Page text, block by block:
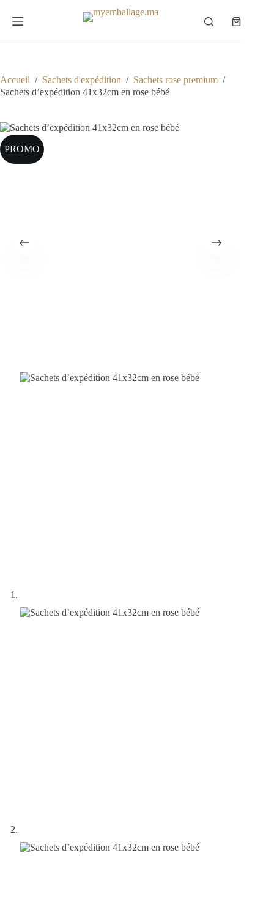
contenu
Panier
Accueil / Sachets d'expédition / Sachets rose premium /
Sachets d’expédition 41x32cm en rose bébé
PROMO